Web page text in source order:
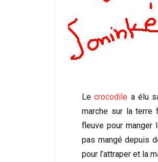
Lecrocodile a élu
marche sur la terre
fleuve pour manger
pas mangé depuis
pour l’attraper et la